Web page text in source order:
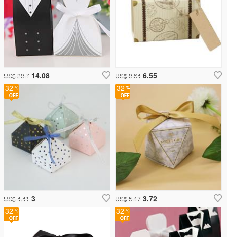
US$ 20.7 14.08
32
US$ 4.41 3
32
US$ 9.64 6.55
32
US$ 5.47 3.72
32